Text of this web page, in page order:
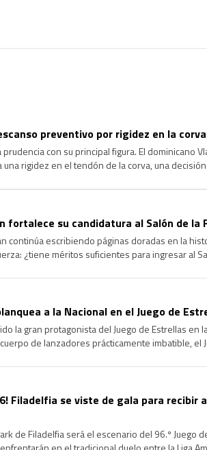
preventivo por rigidez en la corva
con su principal figura. El dominicano
rigidez en el tendón de la corva, una
fortalece su candidatura al Salón de la
continúa escribiendo páginas doradas en la
¿tiene méritos suficientes para ingresar al
a la Nacional en el Juego de
la gran protagonista del Juego de Estrellas en
de lanzadores prácticamente imbatible, el
Filadelfia se viste de gala para recibir
de Filadelfia será el escenario del 96.º Juego